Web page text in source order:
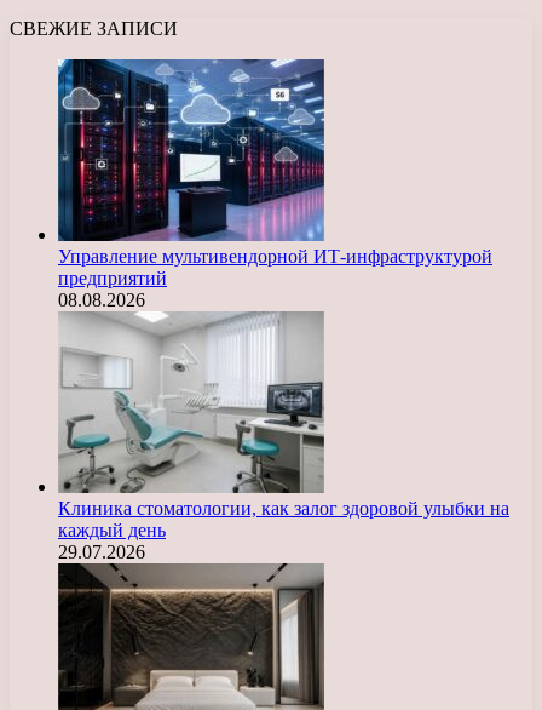
СВЕЖИЕ ЗАПИСИ
Управление мультивендорной ИТ-инфраструктурой
предприятий
08.08.2026
Клиника стоматологии, как залог здоровой улыбки на
каждый день
29.07.2026